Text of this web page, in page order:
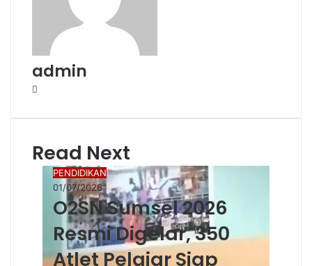
admin
Read Next
PENDIDIKAN
01/07/2026
O2SN Sumsel 2026
Resmi Digelar, 350
Atlet Pelajar Siap